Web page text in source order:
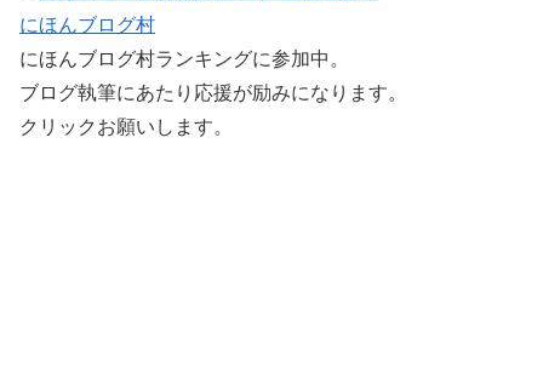
にほんブログ村
にほんブログ村ランキングに参加中。
ブログ執筆にあたり応援が励みになります。
クリックお願いします。